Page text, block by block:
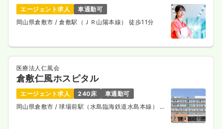
エージェント求人
車通勤可
岡山県倉敷市 / 倉敷駅（ＪＲ山陽本線） 徒歩11分
医療法人仁風会
倉敷仁風ホスピタル
エージェント求人 240床
車通勤可
岡山県倉敷市 / 球場前駅（水島臨海鉄道水島本線） 徒